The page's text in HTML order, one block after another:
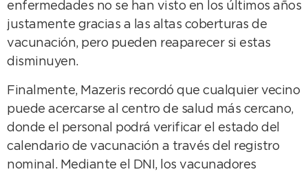
enfermedades no se han visto en los últimos años
justamente gracias a las altas coberturas de
vacunación, pero pueden reaparecer si estas
disminuyen.
Finalmente, Mazeris recordó que cualquier vecino
puede acercarse al centro de salud más cercano,
donde el personal podrá verificar el estado del
calendario de vacunación a través del registro
nominal. Mediante el DNI, los vacunadores